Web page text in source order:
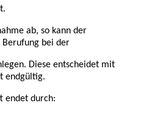
ab, so kann der
bei der
Diese entscheidet mit
endgültig.
durch: